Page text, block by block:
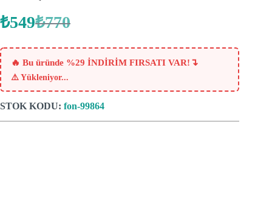
₺770
Orijinal
₺770.
₺549Şu
fiyat:
₺549.
🔥 Bu üründe %29 İNDİRİM FIRSATI VAR! ↴
⚠️ Yükleniyor...
STOK KODU: fon-99864